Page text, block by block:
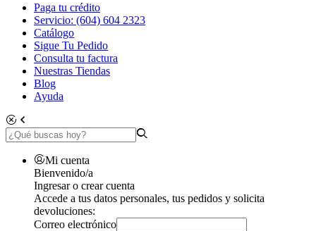
Paga tu crédito
Servicio: (604) 604 2323
Catálogo
Sigue Tu Pedido
Consulta tu factura
Nuestras Tiendas
Blog
Ayuda
Mi cuenta
Bienvenido/a
Ingresar o crear cuenta
Accede a tus datos personales, tus pedidos y solicita
devoluciones:
Correo electrónico